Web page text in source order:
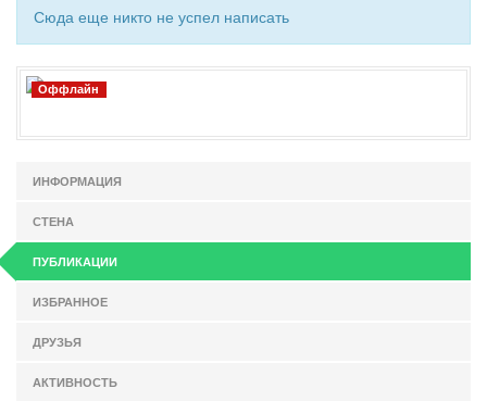
Сюда еще никто не успел написать
Оффлайн
ИНФОРМАЦИЯ
СТЕНА
ПУБЛИКАЦИИ
ИЗБРАННОЕ
ДРУЗЬЯ
АКТИВНОСТЬ